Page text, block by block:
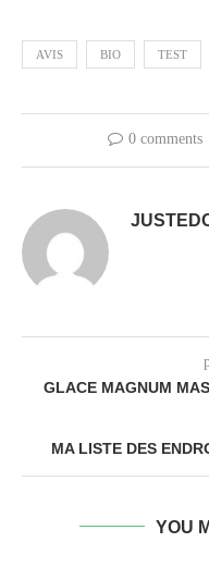
AVIS BIO TEST
0 comments
GLACE MAGNUM
MA LISTE DES
YOU